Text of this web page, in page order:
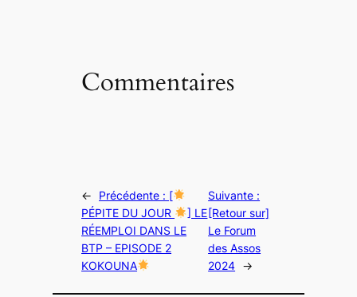
Commentaires
← Précédente : [
PÉPITE DU JOUR
] LE
RÉEMPLOI DANS LE
BTP – EPISODE 2
KOKOUNA
Suivante :
[Retour sur]
Le Forum
des Assos
2024 →